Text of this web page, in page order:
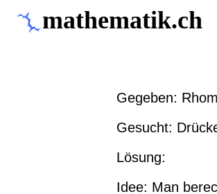
mathematik.ch
Gegeben:
Gesucht:
Lösung:
Idee: Man